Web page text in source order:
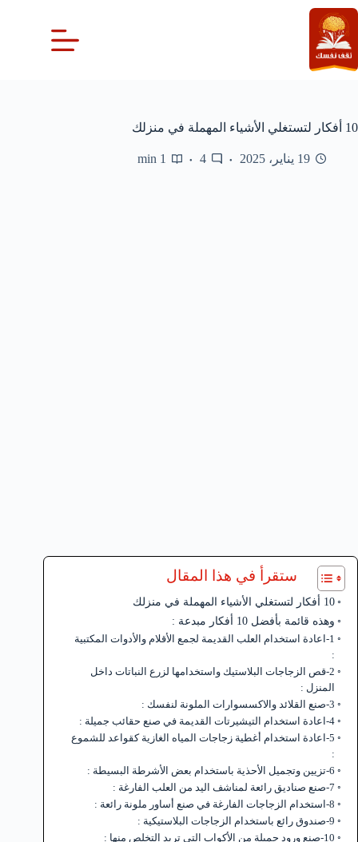
التجاوز
إلى
المحتوى
10 أفكار لتستغلي الأشياء المهملة في منزلك
19 يناير، 2025 4
1 min
ستقرأ في هذا المقال
10 أفكار لتستغلي الأشياء المهملة في منزلك
وهذه قائمة بأفضل 10 أفكار مبدعة :
1-اعادة استخدام العلب القديمة لجمع الأقلام والأدوات المكتبية
:
2-قص الزجاجات البلاستيك واستخدامها لزرع النباتات داخل
المنزل :
3-صنع القلائد والاكسسوارات الملونة لنفسك :
4-اعادة استخدام التيشيرتات القديمة في صنع حقائب جميلة :
5-اعادة استخدام أغطية زجاجات المياه الغازية كقواعد للشموع
:
6-تزيين وتجميل الأحذية باستخدام بعض الأشرطة البسيطة :
7-صنع صناديق رائعة لمناشف اليد من العلب الفارغة :
8-استخدام الزجاجات الفارغة في صنع أساور ملونة رائعة :
9-صندوق رائع باستخدام الزجاجات البلاستيكية :
10-صنع ورود جميلة من الأكواب التي تريد التخلص منها :